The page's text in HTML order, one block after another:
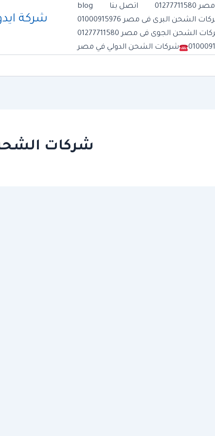
blog اتصل بنا
الشحن البرى فى مصر 01000915976
الشحن الجوى فى مصر 01277711580
شركات الشحن الدولي في مصر
شركات